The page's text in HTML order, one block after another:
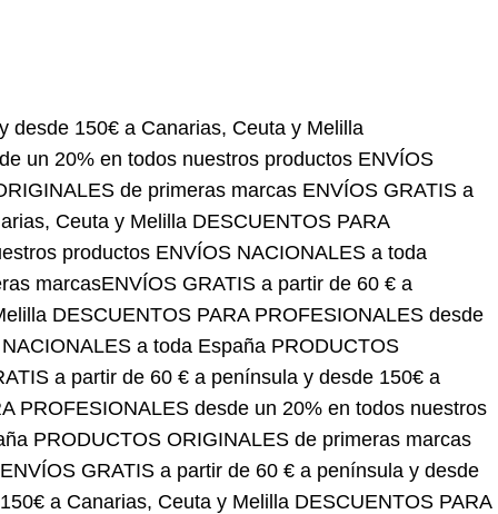
a Canarias, Ceuta y Melilla DESCUENTOS PARA
ENVÍOS NACIONALES a toda España
GRATIS a partir de 60 € a península y desde 150€
desde un 20% en todos nuestros
ORIGINALES de primeras marcasENVÍOS
Ceuta y MelillaDESCUENTOS PARA
ENVÍOS NACIONALES a toda España
GRATIS a partir de 60 € a península y desde 150€
desde un 20% en todos nuestros
ORIGINALES de primeras marcas
ENVÍOS GRATIS a partir de 60 € a península y desde
150€ a Canarias, Ceuta y MelillaDESCUENTOS PARA
PROFESIONALES desde un 20% en todos nuestros